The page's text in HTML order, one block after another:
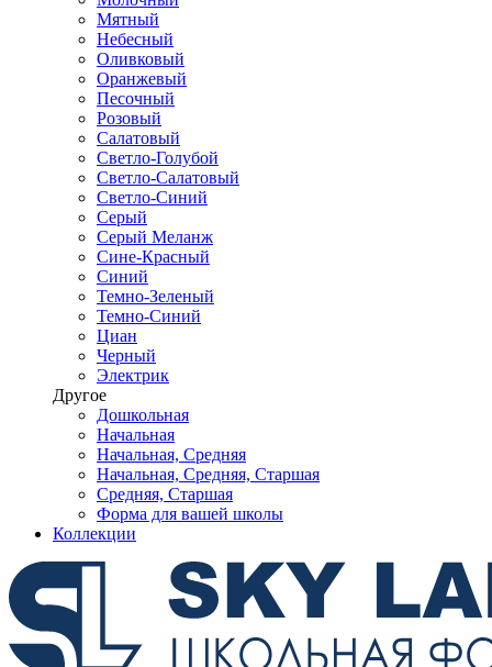
Мятный
Небесный
Оливковый
Оранжевый
Песочный
Розовый
Салатовый
Светло-Голубой
Светло-Салатовый
Светло-Синий
Серый
Серый Меланж
Сине-Красный
Синий
Темно-Зеленый
Темно-Синий
Циан
Черный
Электрик
Другое
Дошкольная
Начальная
Начальная, Средняя
Начальная, Средняя, Старшая
Средняя, Старшая
Форма для вашей школы
Коллекции